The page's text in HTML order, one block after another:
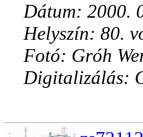
Dátum: 2000.
Helyszín: 80.
Fotó: Gróh
Digitalizálás: